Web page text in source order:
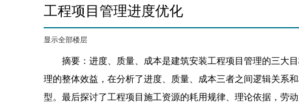
›
工程项目管理进度优化
显示全部楼层
摘要：进度、质量、成本是建筑安装工程项目管理的三大
理的整体效益，在分析了进度、质量、成本三者之间逻辑关系
型。最后探讨了工程项目施工资源的耗用规律、理论依据，劳